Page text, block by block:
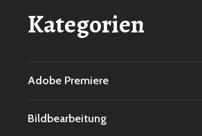
Kategorien
Adobe Premiere
Bildbearbeitung